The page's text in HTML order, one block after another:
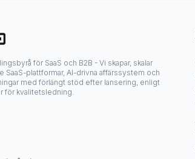
för SaaS och B2B - Vi skapar, skalar
SaaS-plattformar, AI-drivna affärssystem och
med förlängt stöd efter lansering, enligt
för kvalitetsledning.